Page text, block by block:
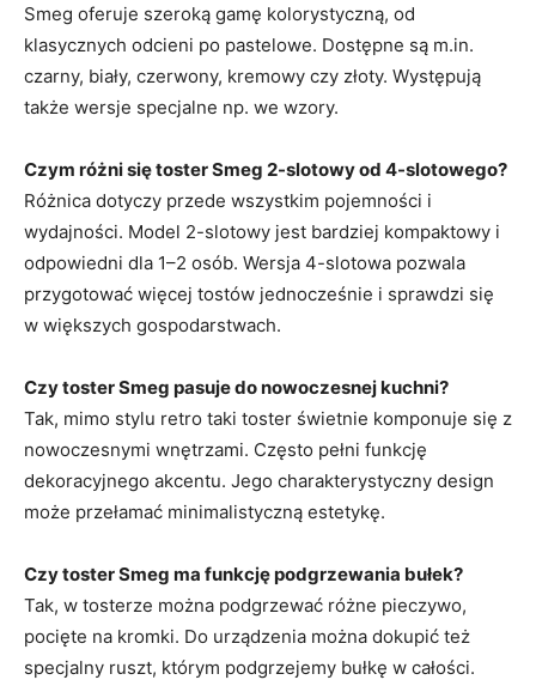
Smeg oferuje szeroką gamę kolorystyczną, od
klasycznych odcieni po pastelowe. Dostępne są m.in.
czarny, biały, czerwony, kremowy czy złoty. Występują
także wersje specjalne np. we wzory.
Czym różni się toster Smeg 2-slotowy od 4-slotowego?
Różnica dotyczy przede wszystkim pojemności i
wydajności. Model 2-slotowy jest bardziej kompaktowy i
odpowiedni dla 1–2 osób. Wersja 4-slotowa pozwala
przygotować więcej tostów jednocześnie i sprawdzi się
w większych gospodarstwach.
Czy toster Smeg pasuje do nowoczesnej kuchni?
Tak, mimo stylu retro taki toster świetnie komponuje się z
nowoczesnymi wnętrzami. Często pełni funkcję
dekoracyjnego akcentu. Jego charakterystyczny design
może przełamać minimalistyczną estetykę.
Czy toster Smeg ma funkcję podgrzewania bułek?
Tak, w tosterze można podgrzewać różne pieczywo,
pocięte na kromki. Do urządzenia można dokupić też
specjalny ruszt, którym podgrzejemy bułkę w całości.